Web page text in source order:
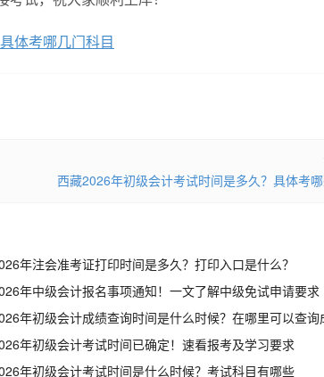
体考哪几门科目
西藏2026年初级会计考试时间是多久？具体考
年注会准考证打印时间是多久？打印入口是什么？
年中级会计报名事项通知！一文了解中级免试申请要求
年初级会计成绩查询时间是什么时候？在哪里可以查询
年初级会计考试时间已确定！速看报考及学习要求
年初级会计考试时间是什么时候？考试科目有哪些